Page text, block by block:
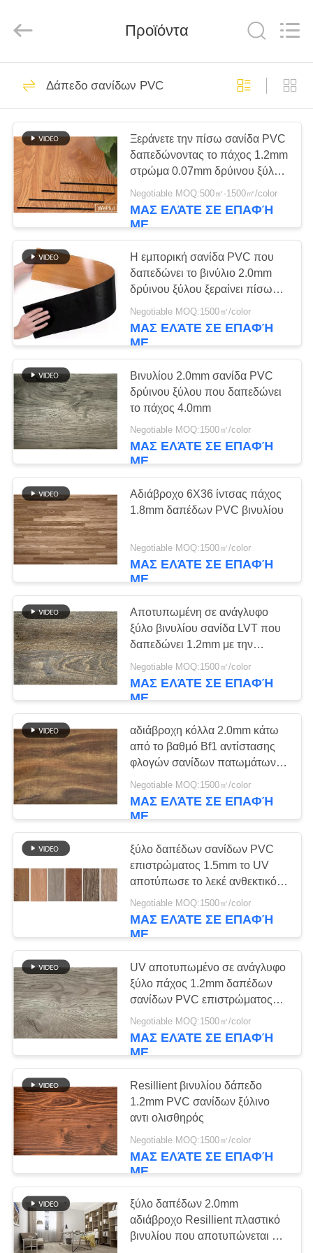
ΣΠΊΤΙ
ΠΡΟΪΌΝΤΑ
ΒΊΝΤΕΟ
ΠΕΡΊΠΟΥ
ΕΜΕΊΣ
ΓΎΡΟΣ
ΕΡΓΟΣΤΑΣΊΩΝ
ΠΟΙΟΤΙΚΌΣ
ΈΛΕΓΧΟΣ
ΜΑΣ
ΕΛΆΤΕ
ΣΕ
ΕΠΑΦΉ
ΜΕ
ΖΗΤΉΣΤΕ
ΈΝΑ
ΑΠΌΣΠΑΣΜΑ
ΕΙΔΉΣΕΙΣ
Copyright
pvcvinylfloor.com.
Reserved.
Βινυλίου δάπεδο
LVT
Ξύλινο δάπεδο LVT
35
Αυτοκόλλητο
δάπεδο LVT
36
βινυλίου δάπεδο
SPC
Βινυλίου δάπεδο
PVC
13
Μαρμάρινο δάπεδο
LVT
Βινυλίου δάπεδο
ταπήτων PVC
8
Βινυλίου δάπεδο
EIR
Προϊόντα
Δάπεδο σανίδων PVC
Ξεράνετε την πίσω σανίδα PVC
δαπεδώνοντας το πάχος 1.2mm
στρώμα 0.07mm δρύινου ξύλου
ένδυσης
Negotiable MOQ:500㎡-1500㎡/color
ΜΑΣ ΕΛΆΤΕ ΣΕ ΕΠΑΦΉ
ΜΕ
Η εμπορική σανίδα PVC που
δαπεδώνει το βινύλιο 2.0mm
δρύινου ξύλου ξεραίνει πίσω
εύκολο Installtion
Negotiable MOQ:1500㎡/color
ΜΑΣ ΕΛΆΤΕ ΣΕ ΕΠΑΦΉ
ΜΕ
Βινυλίου 2.0mm σανίδα PVC
δρύινου ξύλου που δαπεδώνει
το πάχος 4.0mm
Negotiable MOQ:1500㎡/color
ΜΑΣ ΕΛΆΤΕ ΣΕ ΕΠΑΦΉ
ΜΕ
Αδιάβροχο 6X36 ίντσας πάχος
1.8mm δαπέδων PVC βινυλίου
Negotiable MOQ:1500㎡/color
ΜΑΣ ΕΛΆΤΕ ΣΕ ΕΠΑΦΉ
ΜΕ
Αποτυπωμένη σε ανάγλυφο
ξύλο βινυλίου σανίδα LVT που
δαπεδώνει 1.2mm με την
υδρόψυξη στρώματος ένδυσης
Negotiable MOQ:1500㎡/color
ΜΑΣ ΕΛΆΤΕ ΣΕ ΕΠΑΦΉ
ΜΕ
αδιάβροχη κόλλα 2.0mm κάτω
από το βαθμό Bf1 αντίστασης
φλογών σανίδων πατωμάτων
PVC
Negotiable MOQ:1500㎡/color
ΜΑΣ ΕΛΆΤΕ ΣΕ ΕΠΑΦΉ
ΜΕ
ξύλο δαπέδων σανίδων PVC
επιστρώματος 1.5mm το UV
αποτύπωσε το λεκέ ανθεκτικό
σε ανάγλυφο
Negotiable MOQ:1500㎡/color
ΜΑΣ ΕΛΆΤΕ ΣΕ ΕΠΑΦΉ
ΜΕ
UV αποτυπωμένο σε ανάγλυφο
ξύλο πάχος 1.2mm δαπέδων
σανίδων PVC επιστρώματος
βινυλίου
Negotiable MOQ:1500㎡/color
ΜΑΣ ΕΛΆΤΕ ΣΕ ΕΠΑΦΉ
ΜΕ
Resillient βινυλίου δάπεδο
1.2mm PVC σανίδων ξύλινο
αντι ολισθηρός
Negotiable MOQ:1500㎡/color
ΜΑΣ ΕΛΆΤΕ ΣΕ ΕΠΑΦΉ
ΜΕ
ξύλο δαπέδων 2.0mm
αδιάβροχο Resillient πλαστικό
βινυλίου που αποτυπώνεται σε